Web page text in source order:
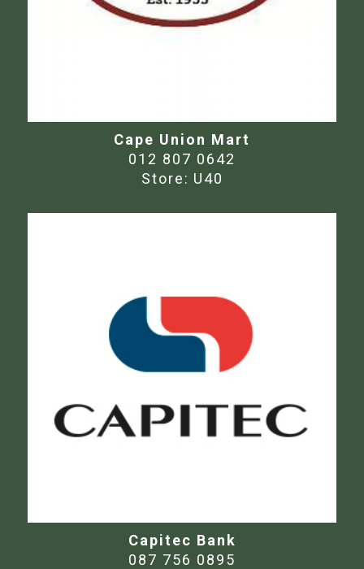
Cape Union Mart
012 807 0642
Store: U40
Capitec Bank
087 756 0895